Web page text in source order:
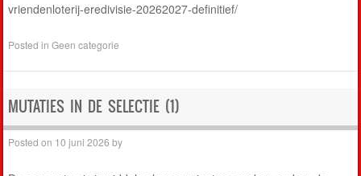
vriendenloterij-eredivisie-20262027-definitief/
Posted inGeen categorie
MUTATIES IN DE SELECTIE (1)
Posted on 10 juni 2026 by